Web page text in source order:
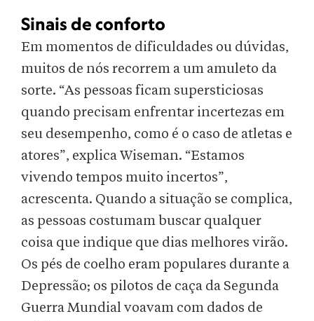
Sinais de conforto
Em momentos de dificuldades ou dúvidas,
muitos de nós recorrem a um amuleto da
sorte. “As pessoas ficam supersticiosas
quando precisam enfrentar incertezas em
seu desempenho, como é o caso de atletas e
atores”, explica Wiseman. “Estamos
vivendo tempos muito incertos”,
acrescenta. Quando a situação se complica,
as pessoas costumam buscar qualquer
coisa que indique que dias melhores virão.
Os pés de coelho eram populares durante a
Depressão; os pilotos de caça da Segunda
Guerra Mundial voavam com dados de